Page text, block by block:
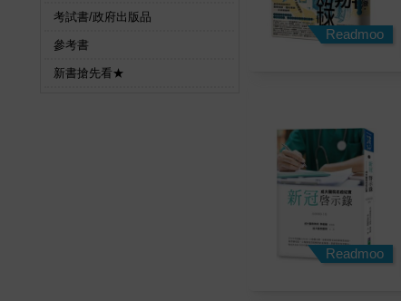
考試書/政府出版品
參考書
新書搶先看★
Readmoo
Readmoo